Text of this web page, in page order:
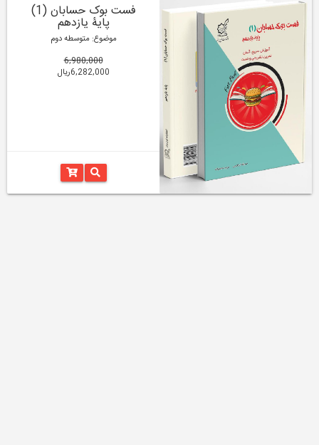
فست بوک حسابان (1)
پایۀ یازدهم
موضوع: متوسطه دوم
6,980,000
6,282,000ریال